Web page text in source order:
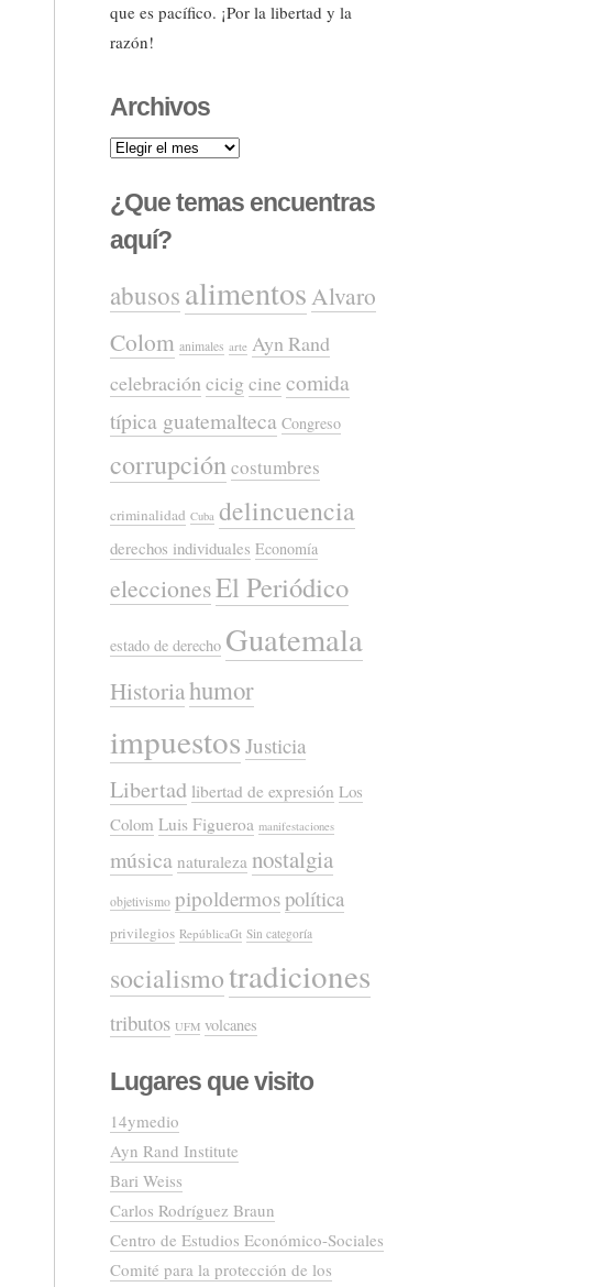
que es pacífico. ¡Por la libertad y la
razón!
Archivos
Archivos
¿Que temas encuentras
aquí?
abusos alimentosAlvaro
Colom animales arte Ayn Rand
celebración cicig cine comida
típica guatemalteca Congreso
corrupcióncostumbres
criminalidad Cuba delincuencia
derechos individuales Economía
eleccionesEl Periódico
estado de derecho Guatemala
Historiahumor
impuestos Justicia
Libertad libertad de expresión Los
Colom Luis Figueroa manifestaciones
música naturaleza nostalgia
objetivismo pipoldermospolítica
privilegios RepúblicaGt Sin categoría
socialismotradiciones
tributos UFM volcanes
Lugares que visito
14ymedio
Ayn Rand Institute
Bari Weiss
Carlos Rodríguez Braun
Centro de Estudios Económico-Sociales
Comité para la protección de los